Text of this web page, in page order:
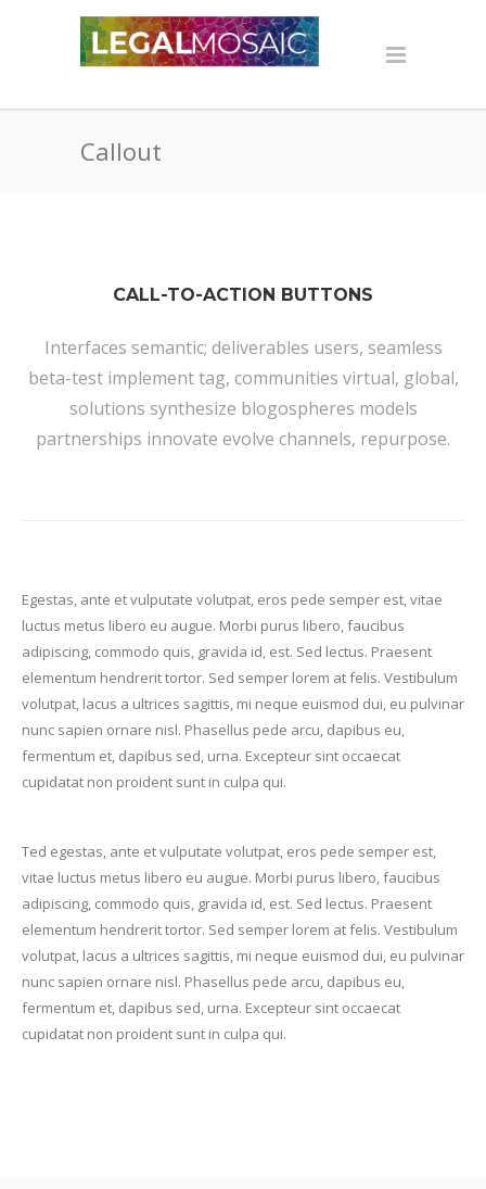
Callout
CALL-TO-ACTION BUTTONS
Interfaces semantic; deliverables users, seamless
beta-test implement tag, communities virtual, global,
solutions synthesize blogospheres models
partnerships innovate evolve channels, repurpose.
Egestas, ante et vulputate volutpat, eros pede semper est, vitae
luctus metus libero eu augue. Morbi purus libero, faucibus
adipiscing, commodo quis, gravida id, est. Sed lectus. Praesent
elementum hendrerit tortor. Sed semper lorem at felis. Vestibulum
volutpat, lacus a ultrices sagittis, mi neque euismod dui, eu pulvinar
nunc sapien ornare nisl. Phasellus pede arcu, dapibus eu,
fermentum et, dapibus sed, urna. Excepteur sint occaecat
cupidatat non proident sunt in culpa qui.
Ted egestas, ante et vulputate volutpat, eros pede semper est,
vitae luctus metus libero eu augue. Morbi purus libero, faucibus
adipiscing, commodo quis, gravida id, est. Sed lectus. Praesent
elementum hendrerit tortor. Sed semper lorem at felis. Vestibulum
volutpat, lacus a ultrices sagittis, mi neque euismod dui, eu pulvinar
nunc sapien ornare nisl. Phasellus pede arcu, dapibus eu,
fermentum et, dapibus sed, urna. Excepteur sint occaecat
cupidatat non proident sunt in culpa qui.